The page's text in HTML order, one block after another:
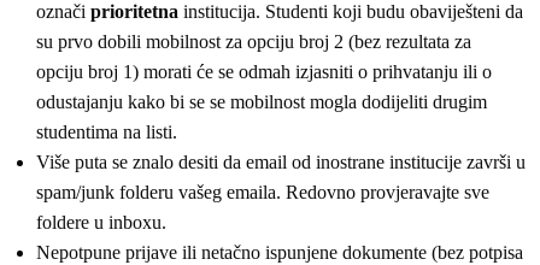
označi prioritetna institucija. Studenti koji budu obaviješteni da
su prvo dobili mobilnost za opciju broj 2 (bez rezultata za
opciju broj 1) morati će se odmah izjasniti o prihvatanju ili o
odustajanju kako bi se se mobilnost mogla dodijeliti drugim
studentima na listi.
Više puta se znalo desiti da email od inostrane institucije završi u
spam/junk folderu vašeg emaila. Redovno provjeravajte sve
foldere u inboxu.
Nepotpune prijave ili netačno ispunjene dokumente (bez potpisa